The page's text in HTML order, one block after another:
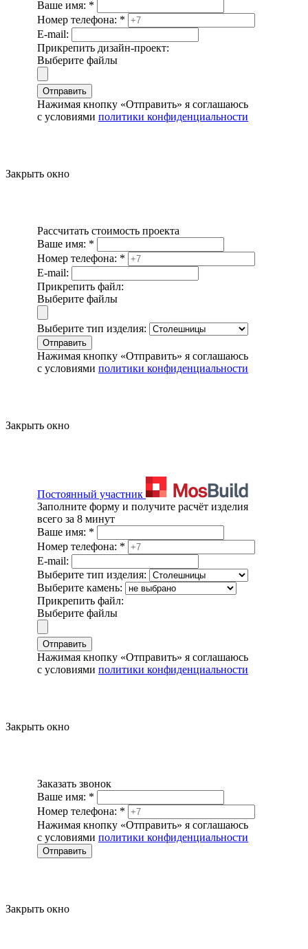
Ваше имя: *
Номер телефона: *
E-mail:
Прикрепить дизайн-проект:
Выберите файлы
Отправить
Нажимая кнопку «Отправить» я соглашаюсь
с условиями политики конфиденциальности
Закрыть окно
Рассчитать стоимость проекта
Ваше имя: *
Номер телефона: *
E-mail:
Прикрепить файл:
Выберите файлы
Выберите тип изделия:
Отправить
Нажимая кнопку «Отправить» я соглашаюсь
с условиями политики конфиденциальности
Закрыть окно
Постоянный участник
Заполните форму и получите расчёт изделия
всего за 8 минут
Ваше имя: *
Номер телефона: *
E-mail:
Выберите тип изделия:
Выберите камень:
Прикрепить файл:
Выберите файлы
Отправить
Нажимая кнопку «Отправить» я соглашаюсь
с условиями политики конфиденциальности
Закрыть окно
Заказать звонок
Ваше имя: *
Номер телефона: *
Нажимая кнопку «Отправить» я соглашаюсь
с условиями политики конфиденциальности
Отправить
Закрыть окно